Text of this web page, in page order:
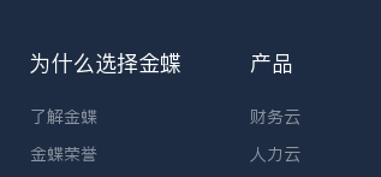
为什么选择金蝶
了解金蝶
金蝶荣誉
产品
财务云
人力云